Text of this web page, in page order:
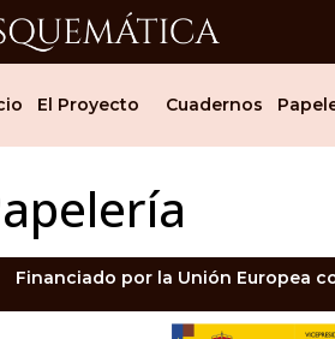
El Proyecto Cuadernos
Financiado por la Unión Europea